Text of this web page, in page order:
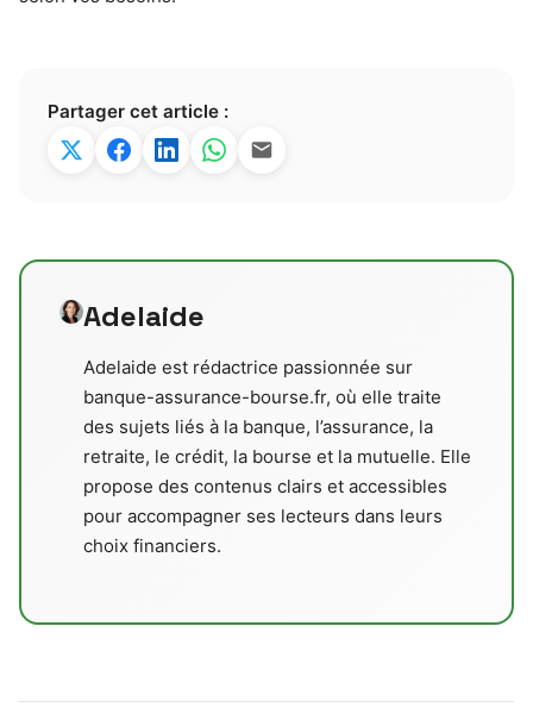
Partager cet article :
Adelaide
Adelaide est rédactrice passionnée sur
banque-assurance-bourse.fr, où elle traite
des sujets liés à la banque, l’assurance, la
retraite, le crédit, la bourse et la mutuelle. Elle
propose des contenus clairs et accessibles
pour accompagner ses lecteurs dans leurs
choix financiers.